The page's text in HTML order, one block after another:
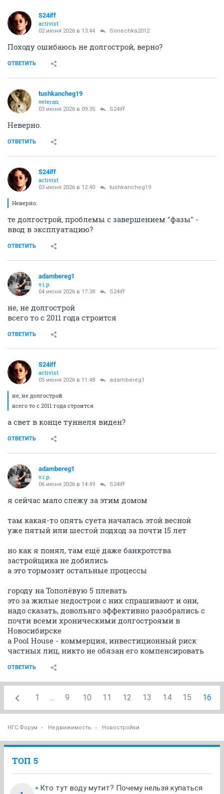
S24iff
activist
02 июня 2026 в 13:44 Sonechka2012
Походу ошибаюсь не долгострой, верно?
ОТВЕТИТЬ
tushkancheg19
veteran
03 июня 2026 в 09:35 S24iff
Неверно.
ОТВЕТИТЬ
S24iff
activist
03 июня 2026 в 12:40 tushkancheg19
Неверно.
те долгострой, проблемы с завершением "фазы" -
ввод в эксплуатацию?
ОТВЕТИТЬ
adambereg1
v.i.p.
04 июня 2026 в 17:38 S24iff
не, не долгострой
всего то с 2011 года строится
ОТВЕТИТЬ
S24iff
activist
05 июня 2026 в 11:48 adambereg1
не, не долгострой
всего то с 2011 года строится
а свет в конце туннеля виден?
ОТВЕТИТЬ
adambereg1
v.i.p.
06 июня 2026 в 14:49 S24iff
я сейчас мало слежу за этим домом
там какая-то опять суета началась этой весной
уже пятый или шестой подход за почти 15 лет
но как я понял, там ещё даже банкротства
застройщика не добились
а это тормозит остальные процессы
городу на Тополёвую 5 плевать
это за жилые недострои с них спрашивают и они,
надо сказать, довольнго эффективно разобрались с
почти всеми хроническими долгостроями в
Новосибирске
а Pool House - коммерция, инвестиционный риск
частных лиц, никто не обязан его компенсировать
ОТВЕТИТЬ
1 ... 9 10 11 12 13 14 15 16
НГС.Форум Недвижимость Новостройки
ТОП 5
Кто тут воду мутит? Почему нельзя купаться